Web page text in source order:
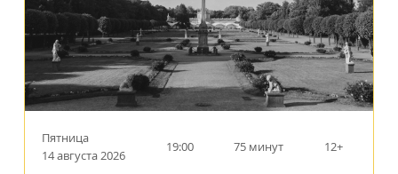
Пятница
14 августа 2026
19:00 75 минут 12+